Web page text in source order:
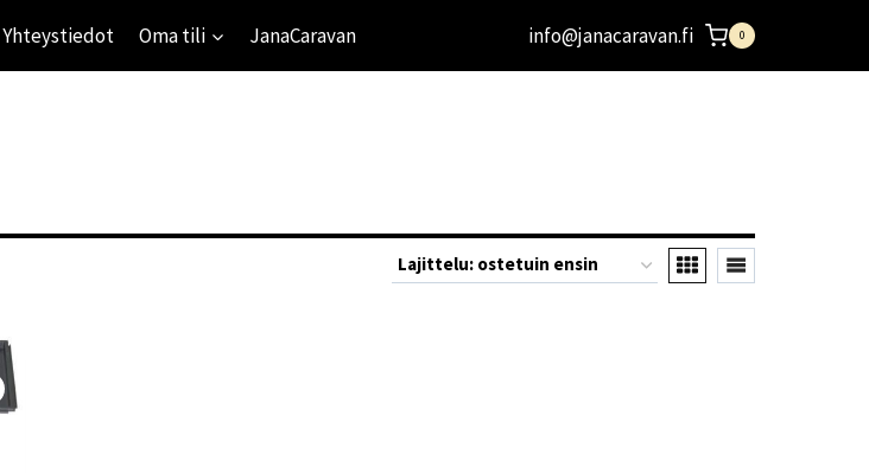
Yhteystiedot Oma tili JanaCaravan info@janacaravan.fi 0